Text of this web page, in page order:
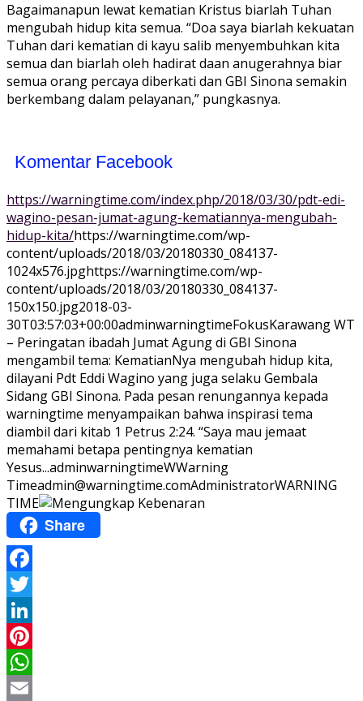
Bagaimanapun lewat kematian Kristus biarlah Tuhan
mengubah hidup kita semua. “Doa saya biarlah kekuatan
Tuhan dari kematian di kayu salib menyembuhkan kita
semua dan biarlah oleh hadirat daan anugerahnya biar
semua orang percaya diberkati dan GBI Sinona semakin
berkembang dalam pelayanan,” pungkasnya.
Komentar Facebook
https://warningtime.com/index.php/2018/03/30/pdt-edi-
wagino-pesan-jumat-agung-kematiannya-mengubah-
hidup-kita/https://warningtime.com/wp-
content/uploads/2018/03/20180330_084137-
1024x576.jpghttps://warningtime.com/wp-
content/uploads/2018/03/20180330_084137-
150x150.jpg2018-03-
30T03:57:03+00:00adminwarningtimeFokusKarawang WT
– Peringatan ibadah Jumat Agung di GBI Sinona
mengambil tema: KematianNya mengubah hidup kita,
dilayani Pdt Eddi Wagino yang juga selaku Gembala
Sidang GBI Sinona. Pada pesan renungannya kepada
warningtime menyampaikan bahwa inspirasi tema
diambil dari kitab 1 Petrus 2:24. “Saya mau jemaat
memahami betapa pentingnya kematian
Yesus...adminwarningtimeWWarning
Timeadmin@warningtime.comAdministratorWARNING
TIME
Share
Facebook
Twitter
LinkedIn
Pinterest
WhatsApp